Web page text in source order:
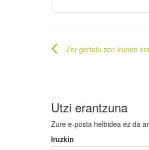
Bidalketetan
Zer gertatu zen Irunen
Utzi erantzuna
Zure e-posta helbidea ez da
Iruzkin